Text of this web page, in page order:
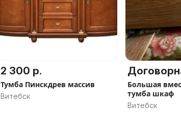
2 300 р.
Тумба Пинскдрев массив
Витебск
Большая
тумба шкаф
Витебск